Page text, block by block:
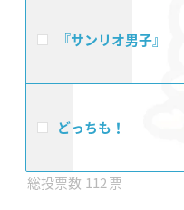
『サンリオ男子』
どっちも！
112